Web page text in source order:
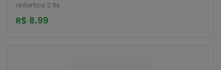
antartica 2 lts
R$ 8,99